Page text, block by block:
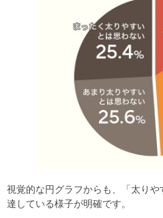
視覚的な円グラフからも、「太り
達している様子が明確です。